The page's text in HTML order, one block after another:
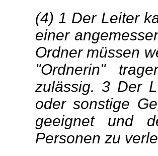
(4) 1 Der Leiter
einer
Ordner müssen
"Ordnerin"
zulässig. 3 Der
oder sonstige
geeignet und
Personen zu